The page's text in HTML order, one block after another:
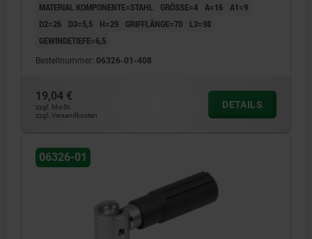
MATERIAL KOMPONENTE=STAHL
GRÖSSE=4 A=16 A1=9
D2=26
D3=5,5 H=29 GRIFFLÄNGE=70
L3=98
GEWINDETIEFE=6,5
Bestellnummer: 06326-01-408
19,04 €
zzgl. MwSt.
zzgl. Versandkosten
DETAILS
06326-01